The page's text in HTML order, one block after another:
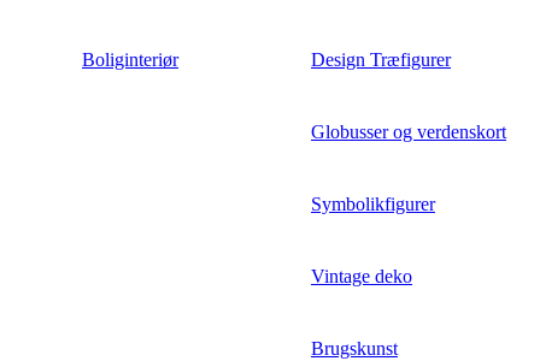
Boliginteriør Design Træfigurer
Globusser og verdenskort
Symbolikfigurer
Vintage deko
Brugskunst